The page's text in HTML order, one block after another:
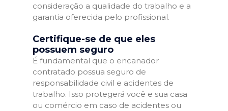
consideração a qualidade do trabalho e a
garantia oferecida pelo profissional.
Certifique-se de que eles
possuem seguro
É fundamental que o encanador
contratado possua seguro de
responsabilidade civil e acidentes de
trabalho. Isso protegerá você e sua casa
ou comércio em caso de acidentes ou